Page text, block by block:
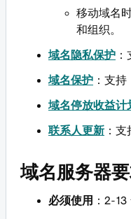
移动域名
和组织。
域名隐私保护
域名保护 ：支持
域名停放收益计
联系人更新 ：支
域名服务器
必须使用 ：2-